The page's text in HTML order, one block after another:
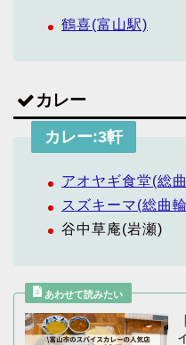
鶴喜(富山駅)
カレー
カレー:3軒
アオヤギ食堂(総
スズキーマ(総曲
谷中草庵(岩瀬)